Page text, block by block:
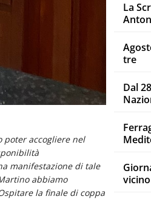
poter accogliere nel
manifestazione di tale
abbiamo
la finale di coppa
La
tre
Dal